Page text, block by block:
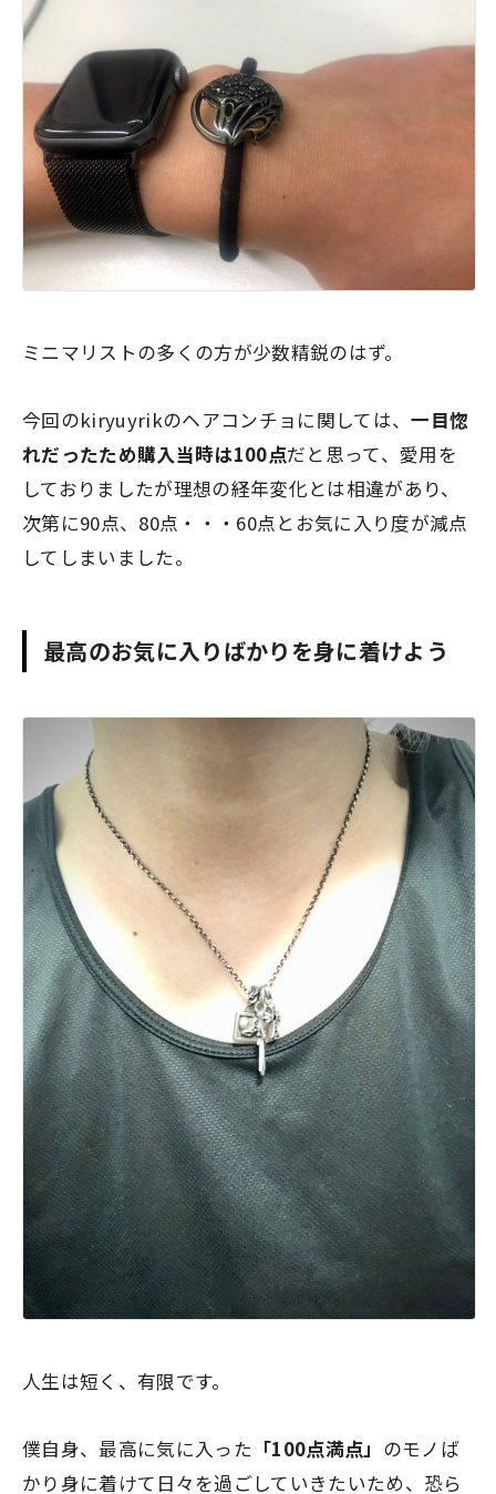
ミニマリストの多くの方が少数精鋭のはず。
今回のkiryuyrikのヘアコンチョに関しては、一目惚
れだったため購入当時は100点だと思って、愛用を
しておりましたが理想の経年変化とは相違があり、
次第に90点、80点・・・60点とお気に入り度が減点
してしまいました。
最高のお気に入りばかりを身に着けよう
人生は短く、有限です。
僕自身、最高に気に入った 「100点満点」 のモノば
かり身に着けて日々を過ごしていきたいため、恐ら